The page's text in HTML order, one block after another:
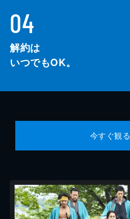
04
解約は
いつでもOK。
今すぐ観る